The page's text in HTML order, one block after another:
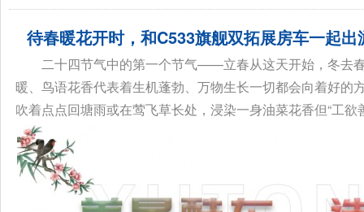
待春暖花开时，和C533旗舰双拓展房车一起出
二十四节气中的第一个节气——立春从这天开始，冬去
暖、鸟语花香代表着生机蓬勃、万物生长一切都会向着好
吹着点点回塘雨或在莺飞草长处，浸染一身油菜花香但“工欲